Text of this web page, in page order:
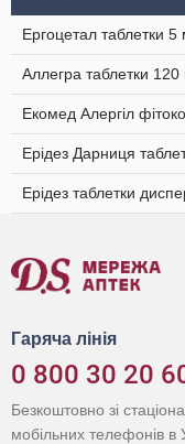
Ергоцетал таблетки
Аллегра таблетки
Екомед Алергіл
Ерідез Дарниця
Ерідез таблетки
Гаряча лінія
0 800 30 20
Безкоштовно зі
мобільних телефонів в